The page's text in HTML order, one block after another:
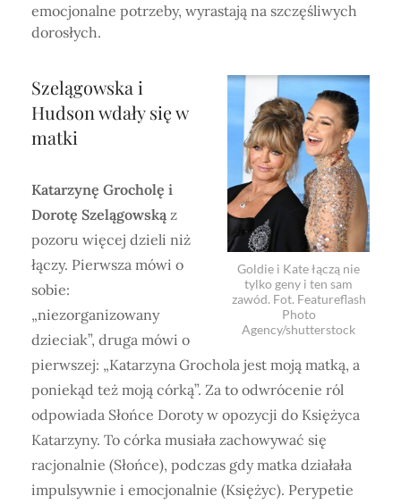
emocjonalne potrzeby, wyrastają na szczęśliwych
dorosłych.
Goldie i Kate łączą nie
tylko geny i ten sam
zawód. Fot. Featureflash
Photo
Agency/shutterstock
Szelągowska i
Hudson wdały się w
matki
Katarzynę Grocholę i
Dorotę Szelągowską z
pozoru więcej dzieli niż
łączy. Pierwsza mówi o
sobie:
„niezorganizowany
dzieciak”, druga mówi o
pierwszej: „Katarzyna Grochola jest moją matką, a
poniekąd też moją córką”. Za to odwrócenie ról
odpowiada Słońce Doroty w opozycji do Księżyca
Katarzyny. To córka musiała zachowywać się
racjonalnie (Słońce), podczas gdy matka działała
impulsywnie i emocjonalnie (Księżyc). Perypetie